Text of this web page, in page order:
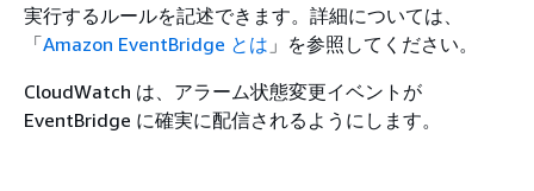
実行するルールを記述できます。詳細については、
「Amazon EventBridge とは 」を参照してください。
CloudWatch は、アラーム状態変更イベントが
EventBridge に確実に配信されるようにします。